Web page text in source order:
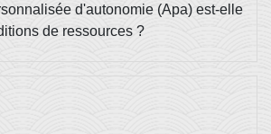
d'autonomie (Apa) est-elle
de ressources ?